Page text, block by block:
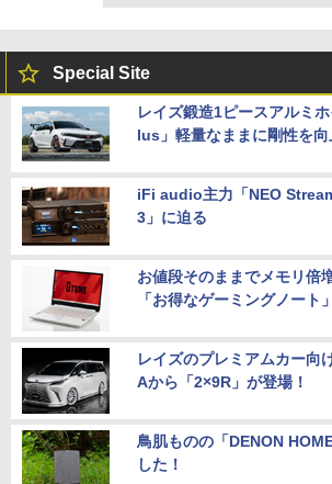
Special Site
レイズ鍛造1ピースアルミ
lus」軽量なままに剛性を向
iFi audio主力「NEO
3」に迫る
お値段そのままでメモリ倍
「お得なゲーミングノート」
レイズのプレミアムカー向
Aから「2×9R」が登場！
鳥肌ものの「DENON
した！